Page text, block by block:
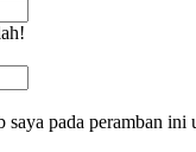
saya pada peramban